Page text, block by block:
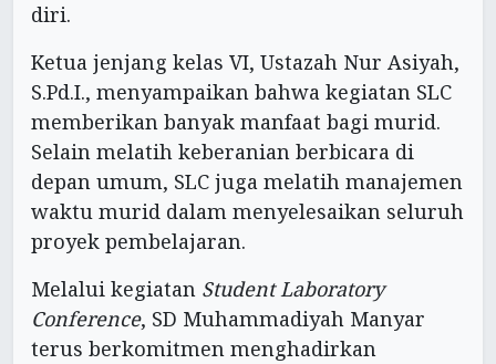
diri.
Ketua jenjang kelas VI, Ustazah Nur Asiyah,
S.Pd.I., menyampaikan bahwa kegiatan SLC
memberikan banyak manfaat bagi murid.
Selain melatih keberanian berbicara di
depan umum, SLC juga melatih manajemen
waktu murid dalam menyelesaikan seluruh
proyek pembelajaran.
Melalui kegiatan Student Laboratory
Conference, SD Muhammadiyah Manyar
terus berkomitmen menghadirkan